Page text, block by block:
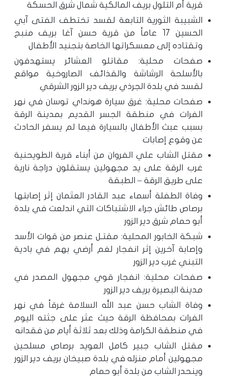
قرية أم التلول بريف المالكية شمال شرق الحسكة
الشبيبة الثورية التابعة لقسد تختطف الفتى آبي
الحسين 17 عاماً من قرية حسن آغا بريف منبج
وتقتاده إلى معسكراتها الخاصة بتجنيد الأطفال
صفحات محلية: مقاتلو العشائر يستهدفون
بالأسلحة الرشاشة والقذائف الصاروخية مواقع
لقسد في بلدة الجرذي بريف دير الزور الشرقي
صفحات محلية: غرق سيارة هونداي توسان في نهر
الفرات في منطقة الجسر القديم بمدينة الرقة
بسبب عبث الأطفال بالسيارة فيما لم يسفر الحادث
عن وقوع إصابات
مقتل الشاب علي الفروان من أبناء قرية الطويحنية
غرب الرقة على يد مجهولين يستقلون دراجة نارية
على طريق الرقة – الطبقة
وفاة الطفلة أسماء عبد القادر العثمان إثر إصابتها
برصاص طائش جراء الاشتباكات التي اندلعت في بلدة
أبو حمام شرق دير الزور
شبكة الخابور المحلية: مقتـل عنصر من قوات الأسد
وإصابة آخرين إثر انفجار لغم أرضي بهم في بادية
التبني غرب دير الزور
صفحات محلية: انفجار قوي مجهول المصدر في
مدينة البصيرة بريف دير الزور
وفاة الشاب حسن عبد الله السلامة غرقاً في نهر
الفرات بمحافظة الرقة حيث عثر على جثته اليوم
في منطقة الكرامة وذلك بعد ثلاثة أيام من فقدانه
مقتل الشاب جبير كامل العويد برصاص مسلحين
مجهولين أمام منزله في بلدة صبيخان بريف دير الزور
وينحدر الشاب من بلدة أبو حمام